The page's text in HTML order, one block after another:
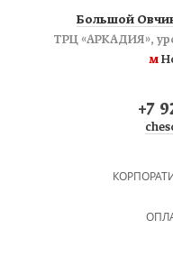
Большой
ТРЦ «АРКАДИЯ»,
м
+7